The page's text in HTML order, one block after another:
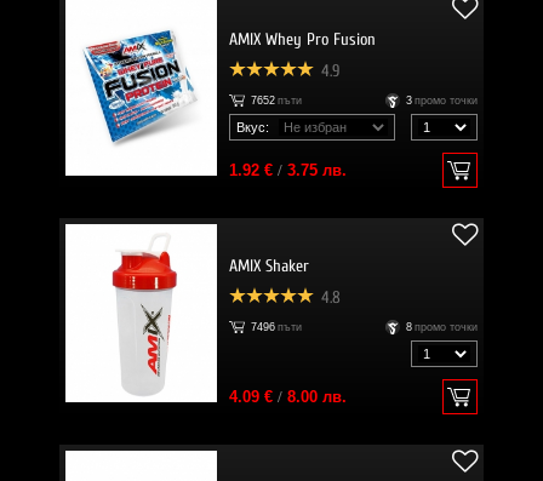
AMIX Whey Pro Fusion
4.9
7652 пъти 3 промо точки
Вкус:
1.92 €/ 3.75 лв.
AMIX Shaker
4.8
7496 пъти 8 промо точки
4.09 €/ 8.00 лв.